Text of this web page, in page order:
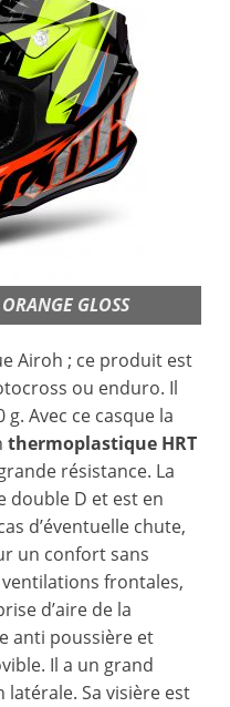
GLOSS
Airoh ; ce produit est
ou enduro. Il
Avec ce casque la
thermoplastique HRT
résistance. La
double D et est en
d’éventuelle chute,
un confort sans
frontales,
d’aire de la
anti poussière et
Il a un grand
latérale. Sa visière est